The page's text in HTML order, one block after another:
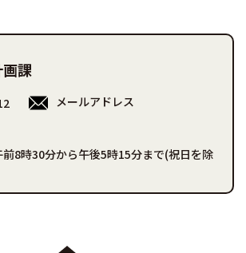
課
メールアドレス
8時30分から午後5時15分まで(祝日を除